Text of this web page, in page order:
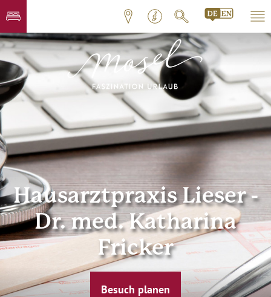
Hausarztpraxis Lieser -
Dr. med. Katharina
Fricker
Besuch planen